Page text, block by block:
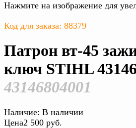
Нажмите на изображение для
Код для заказа: 88379
Патрон вт-45
ключ STIHL
43146804001
Наличие: В наличии
Цена2 500 руб.